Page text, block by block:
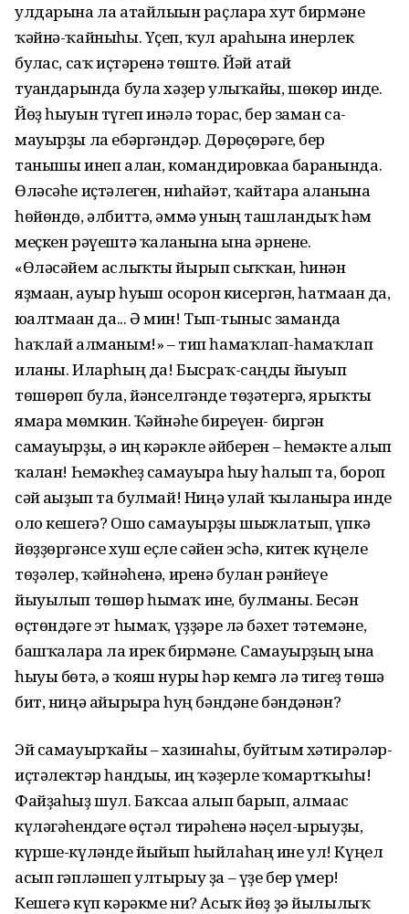
улдарына ла атайлығын раҫларға хут бирмәне
ҡәйнә-ҡайныһы. Үҫеп, ҡул араһына инерлек
булғас, саҡ иҫтәренә төштө. Йәй атай
туғандарында була хәҙер улыҡайы, шөкөр инде.
Йөҙ һыуын түгеп инәлә торғас, бер заман са­
мауырҙы ла ебәргәндәр. Дөрөҫөрәге, бер
танышы инеп алған, командиров­каға барғанында.
Өләсәһе иҫтәлеген, ниһайәт, ҡайтара алғанына
һөйөндө, әлбиттә, әммә уның ташландыҡ һәм
меҫкен рәүештә ҡалғанына ғына әрнене.
«Өләсәйем аслыҡты йырып сыҡҡан, һинән
яҙмаған, ауыр һуғыш осорон кисергән, һатмаған да,
юғалтмаған да... Ә мин! Тып-тыныс заманда
һаҡлай алманым!» – тип һамаҡлап-һамаҡлап
иланы. Иларһың да! Бысраҡ-саңды йыуып
төшөрөп була, йәнселгәнде төҙәтергә, ярыҡты
ямарға мөмкин. Ҡәйнәһе биреүен- биргән
самауырҙы, ә иң кәрәкле әйберен – һемәкте алып
ҡалған! Һемәк­һеҙ самауырға һыу һалып та, бороп
сәй ағыҙып та булмай! Ниңә улай ҡыланырға инде
оло кешегә? Ошо самауырҙы шыжлатып, үпкә
йөҙҙөргәнсе хуш еҫле сәйен эсһә, китек күңеле
төҙәлер, ҡәйнәһенә, иренә булған рәнйеүе
йыуылып төшөр һымаҡ ине, булманы. Бесән
өҫтөндәге эт һымаҡ, үҙҙәре лә бәхет тәтемәне,
башҡаларға ла ирек бирмәне. Са­мауыр­ҙың ғына
һыуы бөтә, ә ҡояш нуры һәр кемгә лә тигеҙ төшә
бит, ниңә айырырға һуң бәндәне бәндәнән?
Эй самауырҡайы – хазинаһы, буйтым хәтирәләр-
иҫтәлектәр һандығы, иң ҡәҙерле ҡомартҡыһы!
Файҙаһыҙ шул. Баҡсаға алып барып, алмағас
күләгәһендәге өҫтәл тирәһенә нәҫел-ырыуҙы,
күрше-күләнде йыйып һый­лаһаң ине ул! Күңел
асып гәплә­шеп ултырыу ҙа – үҙе бер ғүмер!
Кешегә күп кәрәкме ни? Асыҡ йөҙ ҙә йылылыҡ